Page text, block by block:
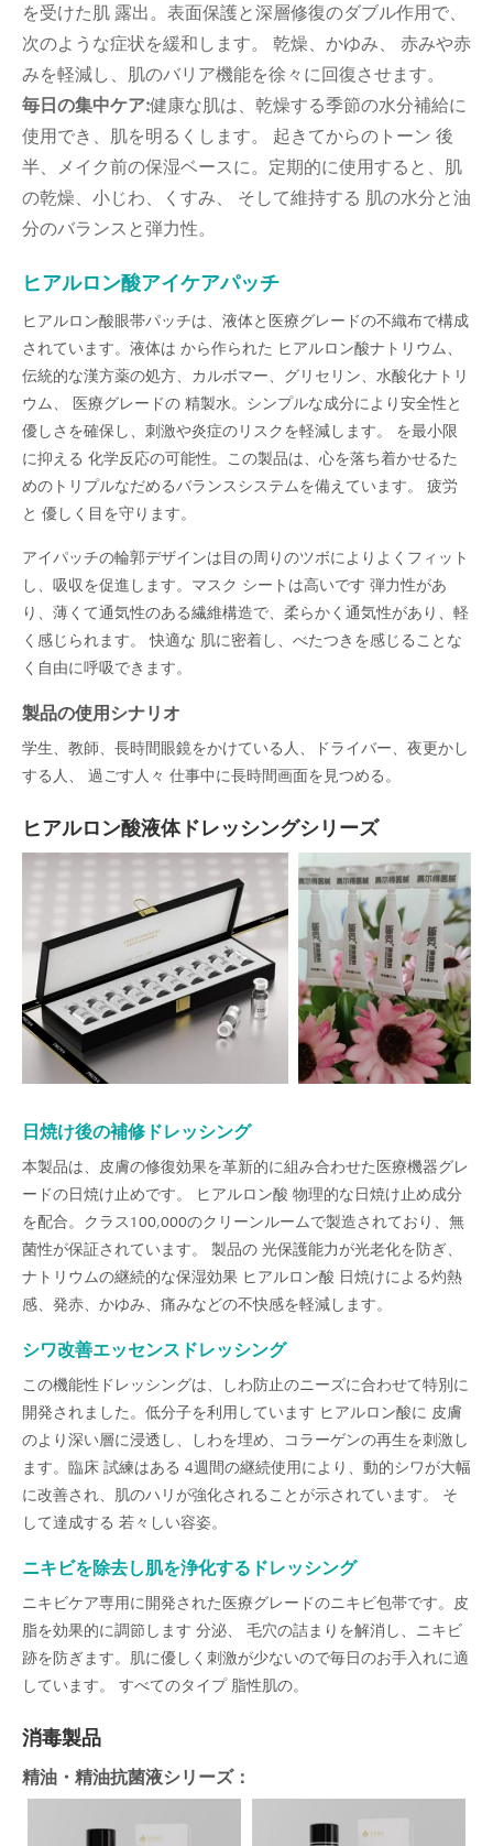
を受けた肌 露出。表面保護と深層修復のダブル作用で、
次のような症状を緩和します。 乾燥、かゆみ、 赤みや赤
みを軽減し、肌のバリア機能を徐々に回復させます。
毎日の集中ケア:健康な肌は、乾燥する季節の水分補給に
使用でき、肌を明るくします。 起きてからのトーン 後
半、メイク前の保湿ベースに。定期的に使用すると、肌
の乾燥、小じわ、くすみ、 そして維持する 肌の水分と油
分のバランスと弾力性。
ヒアルロン酸アイケアパッチ
ヒアルロン酸眼帯パッチは、液体と医療グレードの不織布で構成
されています。液体は から作られた ヒアルロン酸ナトリウム、
伝統的な漢方薬の処方、カルボマー、グリセリン、水酸化ナトリ
ウム、 医療グレードの 精製水。シンプルな成分により安全性と
優しさを確保し、刺激や炎症のリスクを軽減します。 を最小限
に抑える 化学反応の可能性。この製品は、心を落ち着かせるた
めのトリプルなだめるバランスシステムを備えています。 疲労
と 優しく目を守ります。
アイパッチの輪郭デザインは目の周りのツボによりよくフィット
し、吸収を促進します。マスク シートは高いです 弾力性があ
り、薄くて通気性のある繊維構造で、柔らかく通気性があり、軽
く感じられます。 快適な 肌に密着し、べたつきを感じることな
く自由に呼吸できます。
製品の使用シナリオ
学生、教師、長時間眼鏡をかけている人、ドライバー、夜更かし
する人、 過ごす人々 仕事中に長時間画面を見つめる。
ヒアルロン酸液体ドレッシングシリーズ
日焼け後の補修ドレッシング
本製品は、皮膚の修復効果を革新的に組み合わせた医療機器グレ
ードの日焼け止めです。 ヒアルロン酸 物理的な日焼け止め成分
を配合。クラス100,000のクリーンルームで製造されており、無
菌性が保証されています。 製品の 光保護能力が光老化を防ぎ、
ナトリウムの継続的な保湿効果 ヒアルロン酸 日焼けによる灼熱
感、発赤、かゆみ、痛みなどの不快感を軽減します。
シワ改善エッセンスドレッシング
この機能性ドレッシングは、しわ防止のニーズに合わせて特別に
開発されました。低分子を利用しています ヒアルロン酸に 皮膚
のより深い層に浸透し、しわを埋め、コラーゲンの再生を刺激し
ます。臨床 試練はある 4週間の継続使用により、動的シワが大幅
に改善され、肌のハリが強化されることが示されています。 そ
して達成する 若々しい容姿。
ニキビを除去し肌を浄化するドレッシング
ニキビケア専用に開発された医療グレードのニキビ包帯です。皮
脂を効果的に調節します 分泌、 毛穴の詰まりを解消し、ニキビ
跡を防ぎます。肌に優しく刺激が少ないので毎日のお手入れに適
しています。 すべてのタイプ 脂性肌の。
消毒製品
精油・精油抗菌液シリーズ：